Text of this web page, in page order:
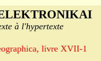
à l'hypertexte
livre XVII-1